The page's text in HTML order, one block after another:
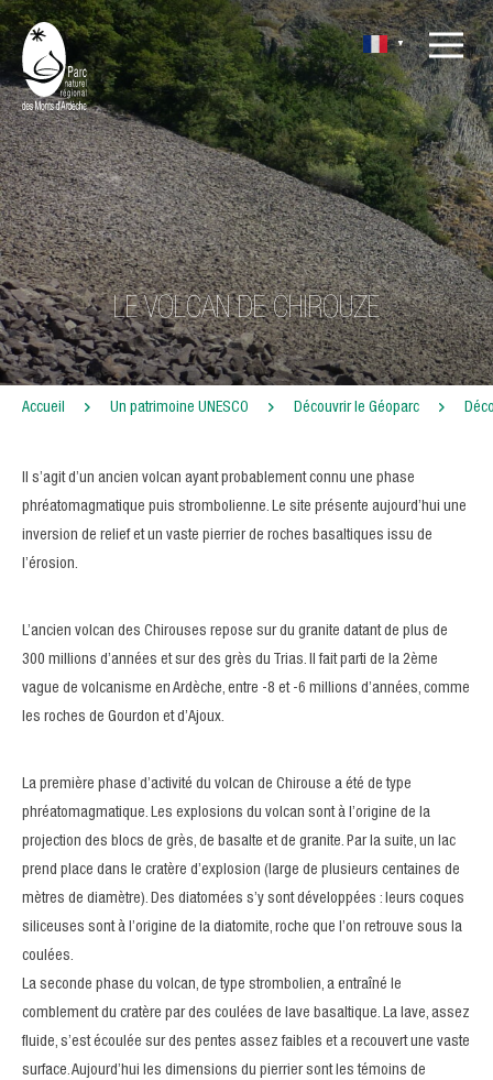
▼
LE VOLCAN DE CHIROUZE
Accueil Un patrimoine UNESCO Découvrir le Géoparc
Il s’agit d’un ancien volcan ayant probablement connu une phase
phréatomagmatique puis strombolienne. Le site présente aujourd’hui une
inversion de relief et un vaste pierrier de roches basaltiques issu de
l’érosion.
L’ancien volcan des Chirouses repose sur du granite datant de plus de
300 millions d’années et sur des grès du Trias. Il fait parti de la 2ème
vague de volcanisme en Ardèche, entre -8 et -6 millions d’années, comme
les roches de Gourdon et d’Ajoux.
La première phase d’activité du volcan de Chirouse a été de type
phréatomagmatique. Les explosions du volcan sont à l’origine de la
projection des blocs de grès, de basalte et de granite. Par la suite, un lac
prend place dans le cratère d’explosion (large de plusieurs centaines de
mètres de diamètre). Des diatomées s’y sont développées : leurs coques
siliceuses sont à l’origine de la diatomite, roche que l’on retrouve sous la
coulées.
La seconde phase du volcan, de type strombolien, a entraîné le
comblement du cratère par des coulées de lave basaltique. La lave, assez
fluide, s’est écoulée sur des pentes assez faibles et a recouvert une vaste
surface. Aujourd’hui les dimensions du pierrier sont les témoins de